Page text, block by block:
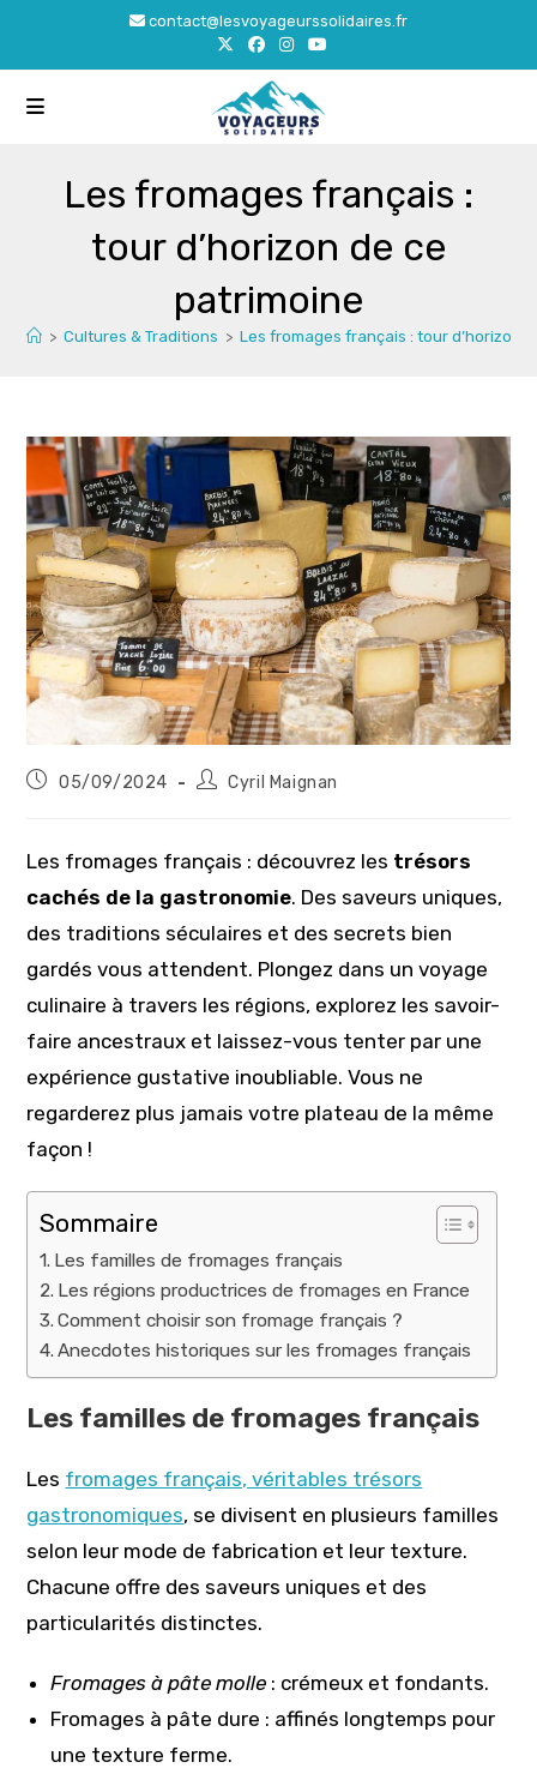
content
contact@lesvoyageurssolidaires.fr
Les fromages français :
tour d’horizon de ce
patrimoine
> Cultures & Traditions > Les fromages français : tour d’horizon
Publication
05/09/2024
Auteur/autrice
Cyril Maignan
Les fromages français : découvrez les trésors
cachés de la gastronomie. Des saveurs uniques,
des traditions séculaires et des secrets bien
gardés vous attendent. Plongez dans un voyage
culinaire à travers les régions, explorez les savoir-
faire ancestraux et laissez-vous tenter par une
expérience gustative inoubliable. Vous ne
regarderez plus jamais votre plateau de la même
façon !
Sommaire
Les familles de fromages français
Les régions productrices de fromages en France
Comment choisir son fromage français ?
Anecdotes historiques sur les fromages français
Les familles de fromages français
Les fromages français, véritables trésors
gastronomiques, se divisent en plusieurs familles
selon leur mode de fabrication et leur texture.
Chacune offre des saveurs uniques et des
particularités distinctes.
Fromages à pâte molle : crémeux et fondants.
Fromages à pâte dure : affinés longtemps pour
une texture ferme.